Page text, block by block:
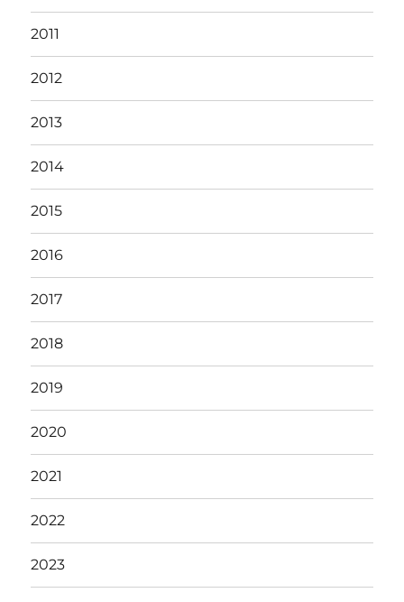
2011
2012
2013
2014
2015
2016
2017
2018
2019
2020
2021
2022
2023